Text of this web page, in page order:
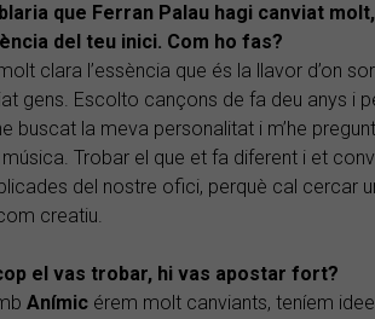
que Ferran Palau hagi canviat
del teu inici. Com ho fas?
clara l’essència que és la llavor d’on
gens. Escolto cançons de fa deu anys i
buscat la meva personalitat i m’he
Trobar el que et fa diferent i et
del nostre ofici, perquè cal cercar
creatiu.
el vas trobar, hi vas apostar fort?
Anímic érem molt canviants, teníem